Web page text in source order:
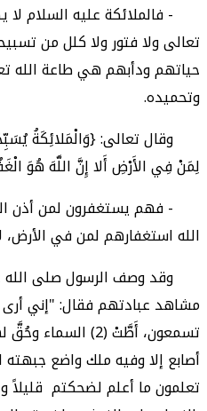
- فالملائكة عليه السلام لا
تعالى ولا فتور ولا كلل من
حياتهم ودأبهم هي طاعة الله
وتحميده.
وقال تعالى: {وَالْمَلائِكَةُ
لِمَنْ فِي الأَرْضِ أَلا إِنَّ اللَّهَ هُوَ
- فهم يستغفرون لمن أذن
الله استغفارهم لمن في الأرض،
وقد وصف الرسول صلى
مشاهد عبادتهم فقال: "إني أرى
تسمعون، أَطَّتْ (2)
أصابع إلا وفيه ملك واضع جبهته
تعلمون ما أعلم لضحكتم قليلاً